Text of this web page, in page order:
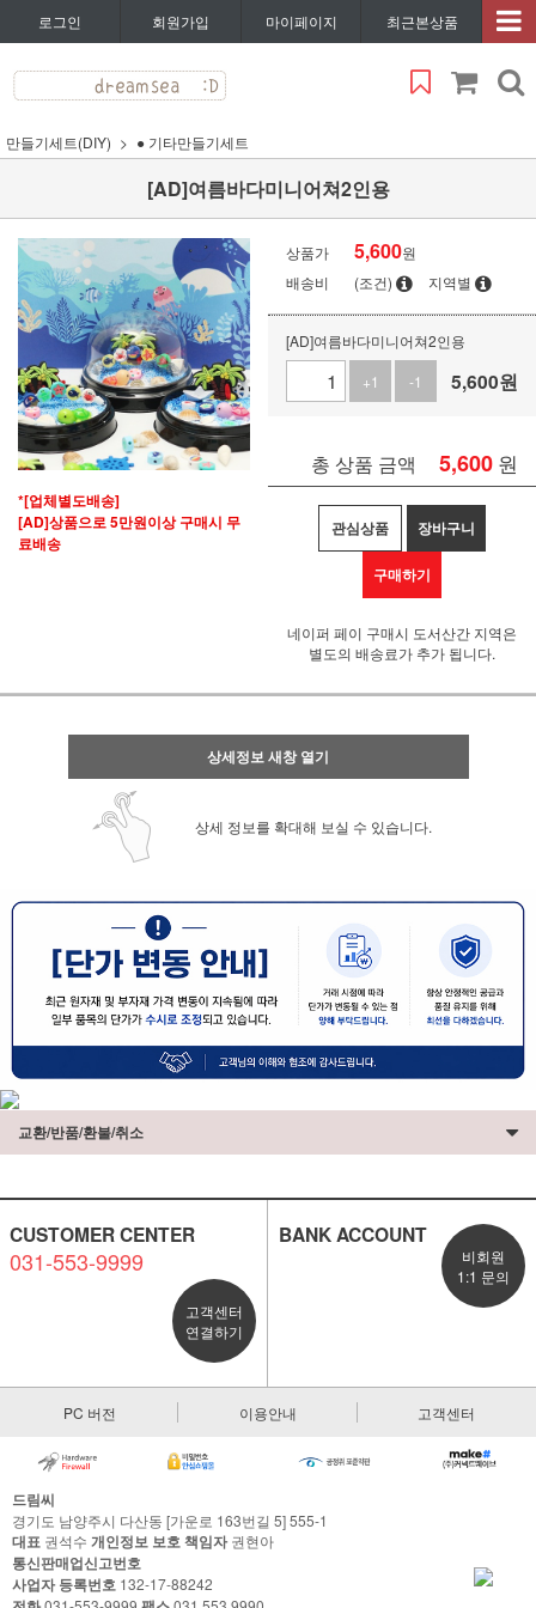
로그인 회원가입 마이페이지 최근본상품
만들기세트(DIY) ● 기타만들기세트
[AD]여름바다미니어쳐2인용
*[업체별도배송]
[AD]상품으로 5만원이상 구매시 무
료배송
상품가 5,600원
배송비
(조건) 지역별
[AD]여름바다미니어쳐2인용
+1
-1 5,600원
총 상품 금액 5,600 원
관심상품 장바구니
구매하기
네이퍼 페이 구매시 도서산간 지역은
별도의 배송료가 추가 됩니다.
상세정보 새창 열기
상세 정보를 확대해 보실 수 있습니다.
교환/반품/환불/취소
CUSTOMER CENTER
031-553-9999
고객센터
연결하기
BANK ACCOUNT
비회원
1:1 문의
PC 버전 이용안내 고객센터
드림씨
경기도 남양주시 다산동 [가운로 163번길 5] 555-1
대표 권석수 개인정보 보호 책임자권현아
통신판매업신고번호
사업자 등록번호 132-17-88242